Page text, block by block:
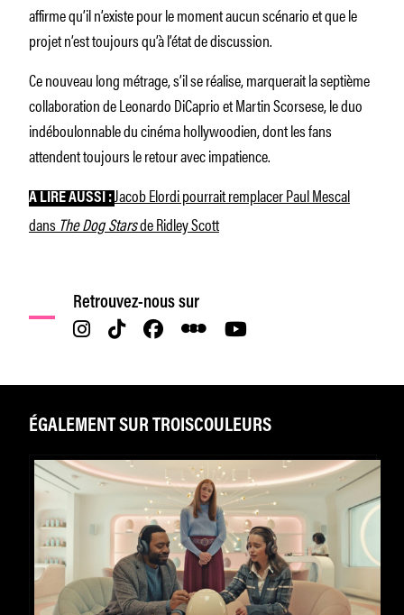
affirme qu’il n’existe pour le moment aucun scénario et que le
projet n’est toujours qu’à l’état de discussion.
Ce nouveau long métrage, s’il se réalise, marquerait la septième
collaboration de Leonardo DiCaprio et Martin Scorsese, le duo
indéboulonnable du cinéma hollywoodien, dont les fans
attendent toujours le retour avec impatience.
À LIRE AUSSI : Jacob Elordi pourrait remplacer Paul Mescal
dans The Dog Starsde Ridley Scott
Retrouvez-nous sur
ÉGALEMENT SUR TROISCOULEURS